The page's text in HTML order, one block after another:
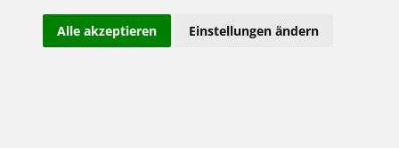
Alle akzeptieren Einstellungen ändern
Stecken statt spleißen:
Glasfaserstrecken schneller
installieren